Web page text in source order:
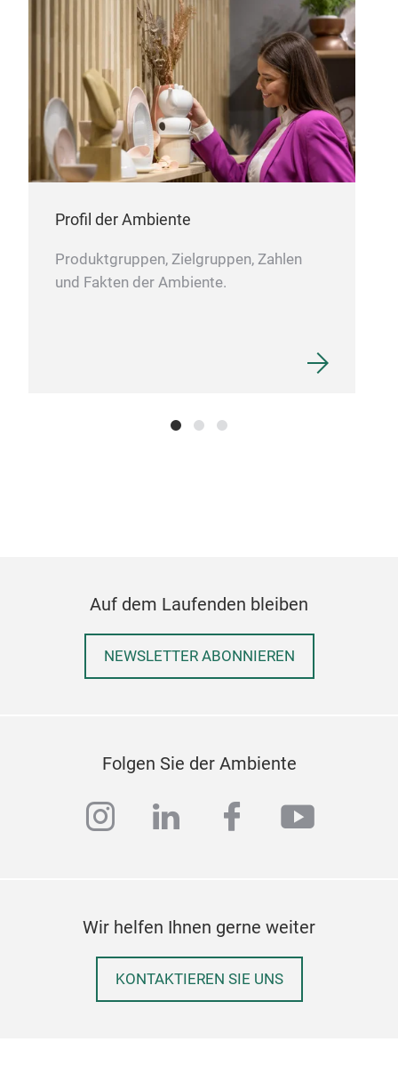
Profil der Ambiente
Produktgruppen, Zielgruppen, Zahlen
und Fakten der Ambiente.
Auf dem Laufenden bleiben
NEWSLETTER ABONNIEREN
Folgen Sie der Ambiente
instagram
linkedinfacebook
Wir helfen Ihnen gerne weiter
KONTAKTIEREN SIE UNS